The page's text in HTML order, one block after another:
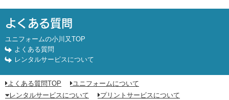
よくある質問
ユニフォームの小川又TOP
よくある質問
レンタルサービスについて
よくある質問TOP
ユニフォームについて
レンタルサービスについて
プリントサービスについて